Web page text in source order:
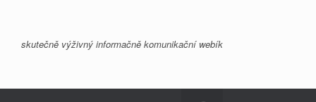
skutečně výživný informačně komunikační webík